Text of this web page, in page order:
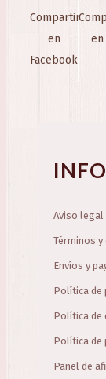
Compartir
en
Facebook
en
Aviso legal
Términos y
Envíos y
Política de
Política de
Política de
Panel de